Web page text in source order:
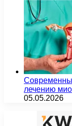
лечению
05.05.2026